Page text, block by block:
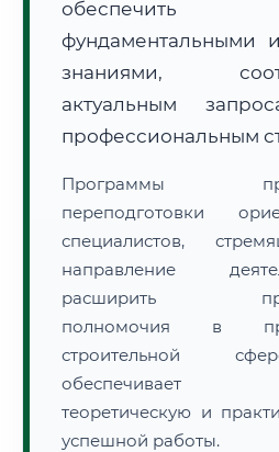
🔍Нажмите на документ для
обеспечить
фундаментальными
знаниями,
актуальным
профессиональным
Программы
переподготовки
специалистов,
направление
расширить
полномочия в
строительной
обеспечивает
теоретическую и
успешной работы.